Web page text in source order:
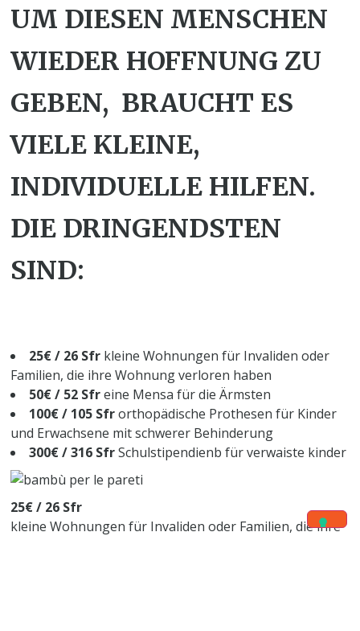
UM DIESEN MENSCHEN
WIEDER HOFFNUNG ZU
GEBEN, BRAUCHT ES
VIELE KLEINE,
INDIVIDUELLE HILFEN.
DIE DRINGENDSTEN
SIND:
25€ / 26 Sfr kleine Wohnungen für Invaliden oder
Familien, die ihre Wohnung verloren haben
50€ / 52 Sfreine Mensa für die Ärmsten
100€ / 105 Sfrorthopädische Prothesen für Kinder
und Erwachsene mit schwerer Behinderung
300€ / 316 SfrSchulstipendienb für verwaiste kinder
25€ / 26 Sfr
kleine Wohnungen für Invaliden oder Familien, die ihre